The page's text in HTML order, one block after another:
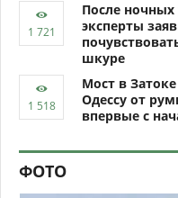
После
эксперты
шкуре
Мост в
Одессу от
впервые с
ФОТО